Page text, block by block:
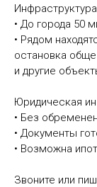
• До города 50
• Рядом
остановка
и другие
Юридическая
• Без
• Документы
• Возможна
Звоните или